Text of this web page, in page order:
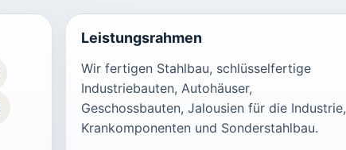
Leistungsrahmen
Wir fertigen Stahlbau, schlüsselfertige
Industriebauten, Autohäuser,
Geschossbauten, Jalousien für die Industrie,
Krankomponenten und Sonderstahlbau.